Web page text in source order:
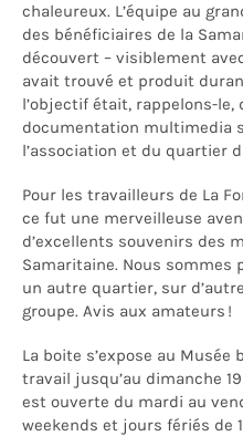
chaleureux. L’équipe au
des bénéficiaires de la
découvert – visiblement
avait trouvé et produit
l’objectif était, rappelons-le,
documentation multimedia
l’association et du quartier
Pour les travailleurs de La
ce fut une merveilleuse
d’excellents souvenirs des
Samaritaine. Nous
un autre quartier, sur
groupe. Avis aux amateurs !
La boite s’expose au
travail jusqu’au dimanche
est ouverte du mardi au
weekends et jours fériés de